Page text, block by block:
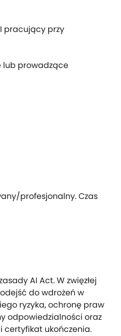
pracujący przy
lub prowadzące
profesjonalny. Czas
AI Act. W zwięzłej
do wdrożeń w
ryzyka, ochronę praw
odpowiedzialności oraz
certyfikat ukończenia.